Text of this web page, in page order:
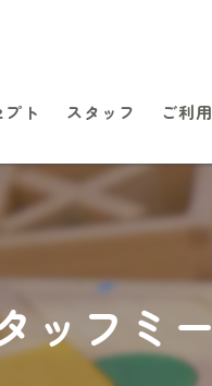
プト スタッフ ご利
ッフミ